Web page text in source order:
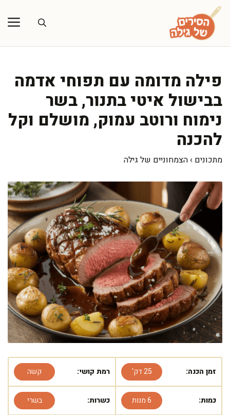
לדלג
לתוכן
פילה מדומה עם תפוחי אדמה
בבישול איטי בתנור, בשר
נימוח ורוטב עמוק, מושלם וקל
להכנה
מתכונים › הצמחוניים של גילה
זמן הכנה: 25 דק' רמת קושי: קשה
כמות: 6 מנות כשרות: בשרי